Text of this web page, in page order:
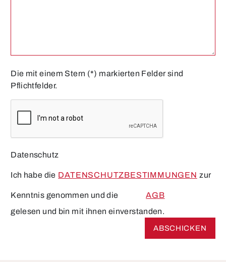
Die mit einem Stern (*) markierten Felder sind
Pflichtfelder.
Datenschutz
Ich habe die DATENSCHUTZBESTIMMUNGEN zur
Kenntnis genommen und die
AGB
gelesen und bin mit ihnen einverstanden.
ABSCHICKEN